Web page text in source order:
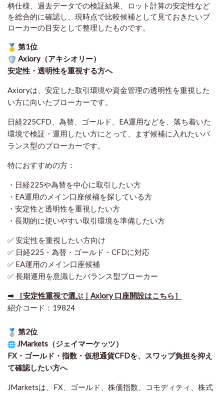
柄仕様、過去データでの検証結果、ロット計算の安定性など
を総合的に確認し、現時点で比較候補として見ておきたいブ
ローカーの目安として整理したものです。
第1位
Axiory（アキシオリー）
安定性・透明性を重視する方へ
Axioryは、安定した取引環境や資金管理の透明性を重視した
い方に向いたブローカーです。
日経225CFD、為替、ゴールド、EA運用などを、落ち着いた
環境で検証・運用したい方にとって、まず候補に入れたいバ
ランス型のブローカーです。
特におすすめの方：
・日経225や為替を中心に取引したい方
・EA運用のメイン口座候補を探している方
・安定性と透明性を重視したい方
・長期的に使いやすい取引環境を準備したい方
✅ 安定性を重視したい方向け
✅ 日経225・為替・ゴールド・CFDに対応
✅ EA運用のメイン口座候補
✅ 長期運用を意識したバランス型ブローカー
➡ ［安定性重視で選ぶ｜Axiory 口座開設はこちら］
紹介コード：19824
第2位
JMarkets（ジェイマーケッツ）
FX・ゴールド・指数・仮想通貨CFDを、スワップ負担を抑え
て確認したい方へ
JMarketsは、FX、ゴールド、株価指数、コモディティ、株式